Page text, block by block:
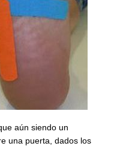
aún siendo un
una puerta, dados los